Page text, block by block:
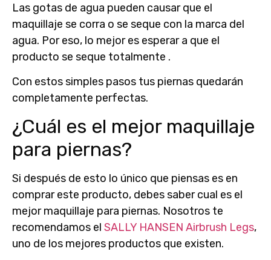
Las gotas de agua pueden causar que el
maquillaje se corra o se seque con la marca del
agua. Por eso, lo mejor es esperar a que el
producto se seque totalmente .
Con estos simples pasos tus piernas quedarán
completamente perfectas.
¿Cuál es el mejor maquillaje
para piernas?
Si después de esto lo único que piensas es en
comprar este producto, debes sabercual es el
mejor maquillaje para piernas. Nosotros te
recomendamos el SALLY HANSEN Airbrush Legs,
uno de los mejores productos que existen.